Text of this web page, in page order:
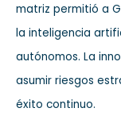
matriz permitió a
la inteligencia
autónomos. La
asumir riesgos
éxito continuo.